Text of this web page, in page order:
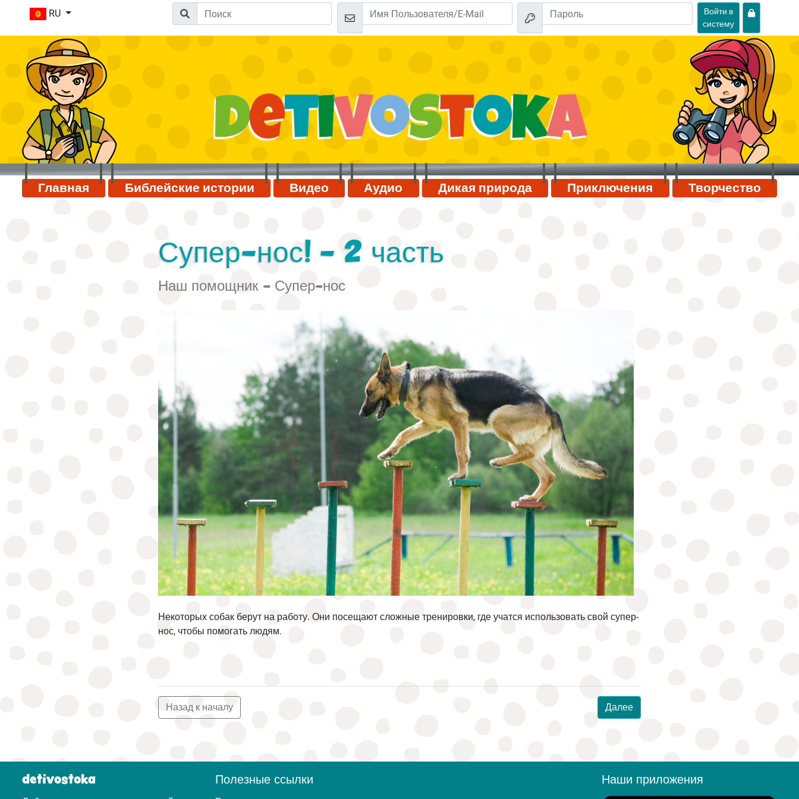
RU
Войти в
систему
Главная Библейские истории Видео Аудио Дикая природа Приключения Творчество
Супер-нос! - 2 часть
Наш помощник - Супер-нос
Некоторых собак берут на работу. Они посещают сложные тренировки, где учатся использовать свой супер-
нос, чтобы помогать людям.
Далее
Назад к началу
detivostoka Полезные ссылки Наши приложения